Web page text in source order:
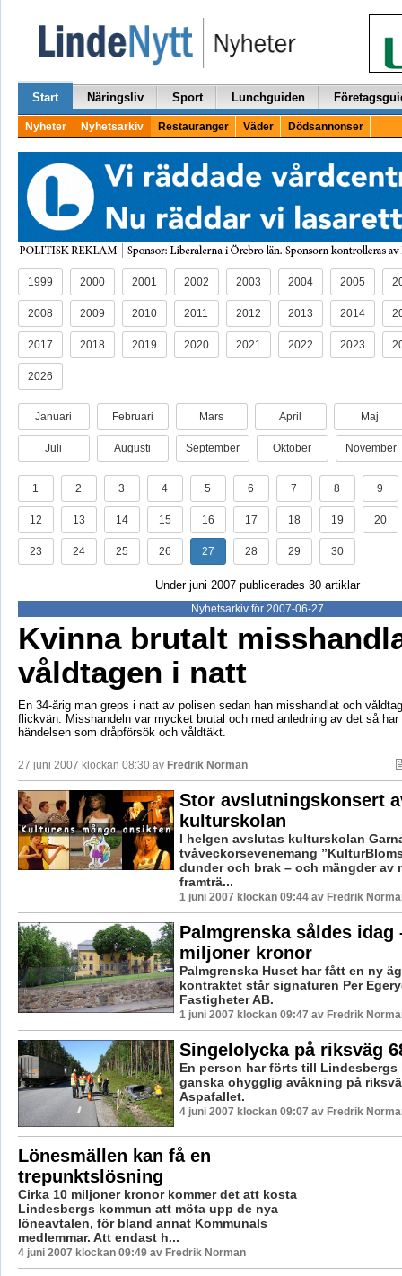
Start Näringsliv Sport Lunchguiden
Nyheter Nyhetsarkiv Restauranger Väder Dödsannonser
1999 2000 2001 2002 2003 2004 2005
2008 2009 2010 2011 2012 2013 2014
2017 2018 2019 2020 2021 2022 2023
2026
Januari Februari Mars April Maj
Juli Augusti September Oktober November
1 2 3 4 5 6 7 8 9
12 13 14 15 16 17 18 19 20
23 24 25 26 27 28 29 30
Under juni 2007 publicerades 30 artiklar
Nyhetsarkiv för 2007-06-27
Kvinna brutalt
våldtagen i natt
En 34-årig man greps i natt av polisen sedan han misshandlat och
flickvän. Misshandeln var mycket brutal och med anledning av det så har
händelsen som dråpförsök och våldtäkt.
27 juni 2007 klockan 08:30 av Fredrik Norman
Stor avslutningskonsert
kulturskolan
I helgen avslutas kulturskolan
tvåveckorsevenemang
dunder och brak – och mängder av
framträ...
1 juni 2007 klockan 09:44 av Fredrik
Palmgrenska såldes idag
miljoner kronor
Palmgrenska Huset har fått en ny
kontraktet står signaturen Per
Fastigheter AB.
1 juni 2007 klockan 09:47 av Fredrik
Singelolycka på riksväg
En person har förts till Lindesbergs
ganska ohygglig avåkning på
Aspafallet.
4 juni 2007 klockan 09:07 av Fredrik
Lönesmällen kan få en
trepunktslösning
Cirka 10 miljoner kronor kommer det att kosta
Lindesbergs kommun att möta upp de nya
löneavtalen, för bland annat Kommunals
medlemmar. Att endast h...
4 juni 2007 klockan 09:49 av Fredrik Norman